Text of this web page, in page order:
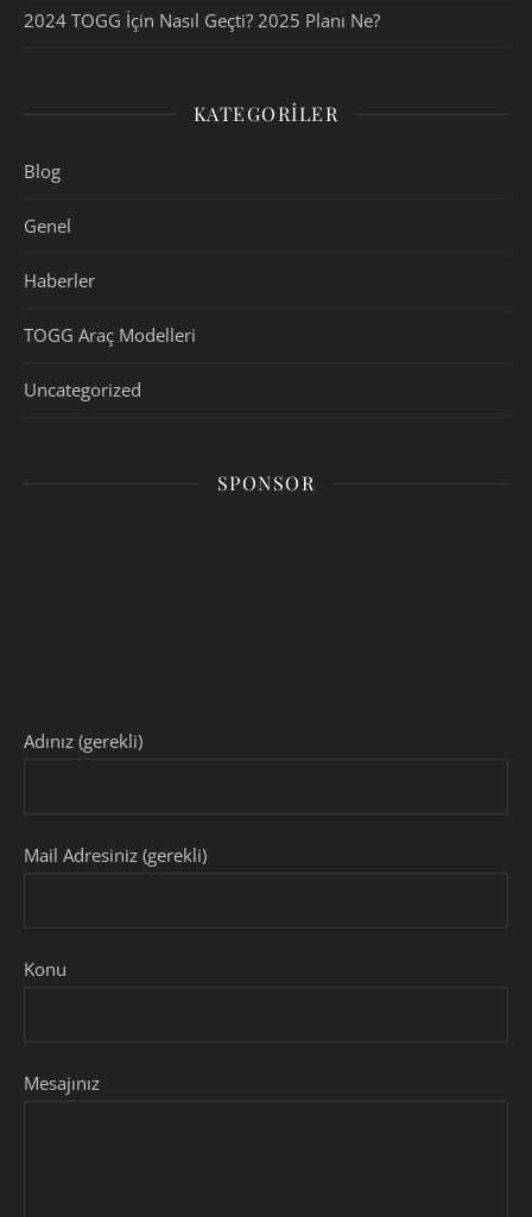
2024 TOGG İçin Nasıl Geçti? 2025 Planı Ne?
KATEGORILER
Blog
Genel
Haberler
TOGG Araç Modelleri
Uncategorized
SPONSOR
Adınız (gerekli)
Mail Adresiniz (gerekli)
Konu
Mesajınız